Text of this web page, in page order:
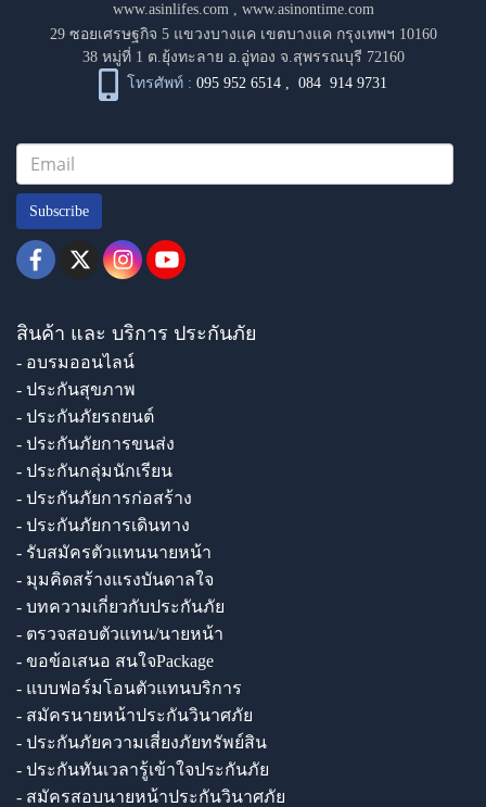
www.asinlifes.com, www.asinontime.com
29 ซอยเศรษฐกิจ 5 แขวงบางแค เขตบางแค กรุงเทพฯ 10160
38 หมู่ที่ 1 ต.ยุ้งทะลาย อ.อู่ทอง จ.สุพรรณบุรี 72160
โทรศัพท์ : 095 952 6514 ,084 914 9731
Subscribe
สินค้า และ บริการ ประกันภัย
- อบรมออนไลน์
- ประกันสุขภาพ
- ประกันภัยรถยนต์
- ประกันภัยการขนส่ง
- ประกันกลุ่มนักเรียน
- ประกันภัยการก่อสร้าง
- ประกันภัยการเดินทาง
- รับสมัครตัวแทนนายหน้า
- มุมคิดสร้างแรงบันดาลใจ
- บทความเกี่ยวกับประกันภัย
- ตรวจสอบตัวแทน/นายหน้า
- ขอข้อเสนอ สนใจPackage
- แบบฟอร์มโอนตัวแทนบริการ
- สมัครนายหน้าประกันวินาศภัย
- ประกันภัยความเสี่ยงภัยทรัพย์สิน
- ประกันทันเวลารู้เข้าใจประกันภัย
- สมัครสอบนายหน้าประกันวินาศภัย